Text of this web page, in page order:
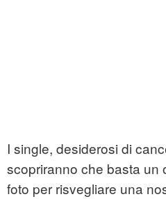
I single, desiderosi di
scopriranno che basta un
foto per risvegliare una